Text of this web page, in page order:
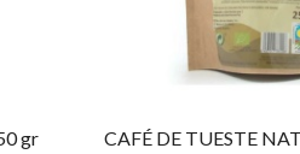
gr
CAFÉ DE TUESTE